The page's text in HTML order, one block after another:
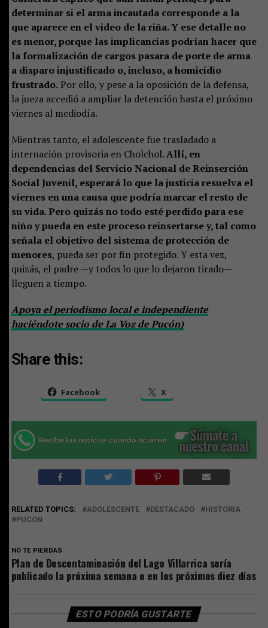
determinar si el arma incautada corresponde a la
que aparece en el video de la riña. Y ese detalle no
es menor, porque las implicancias podrían hacer que
la formalización de cargos pasara de porte de arma
a disparo injustificado o, incluso, a homicidio
frustrado.Por ello, y pese a la oposición de la defensa,
la jueza accedió a ampliar la detención hasta el próximo
viernes al mediodía.
Mientras tanto, el adolescente fue trasladado a
internación provisoria en Cholchol.Allí, en
dependencias del Servicio Nacional de Reinserción
Social Juvenil, esperará lo que la justicia resuelva el
viernes en una causa que podría marcar el resto de
su vida. Pero quizás no todo esté perdido para ese
niño y pueda en este proceso reinsertarse y, tal como
señala el objetivo del sistema de protección de
menores, pueda ser por fin protegido. Y esta vez,
quizás, el padre —y todos lo que lo dejaron tirado—
lleguen a tiempo.
Apoya el periodismo local e independiente
haciéndote socio de La Voz de Pucón)
Share this:
Facebook X
RELATED TOPICS: ADOLESCENTE DESTACADO
HISTORIA
PUCON
NO TE PIERDAS
Plan de Descontaminación del Lago Villarrica sería
publicado la próxima semana o en los próximos diez días
ESTO PODRÍA GUSTARTE